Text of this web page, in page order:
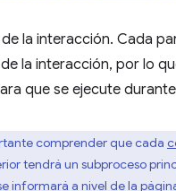
la interacción. Cada
la interacción, por lo
que se ejecute
comprender que cada
tendrá un subproceso
informará a nivel de la